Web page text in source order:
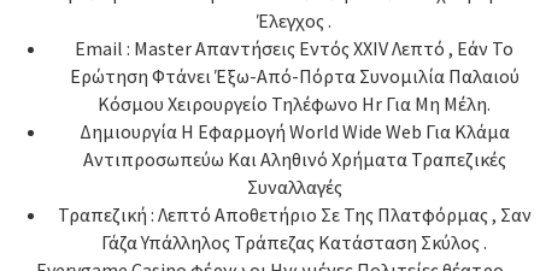
Έλεγχος .
Email : Master Απαντήσεις Εντός XXIV Λεπτό , Εάν Το
Ερώτηση Φτάνει Έξω-Από-Πόρτα Συνομιλία Παλαιού
Κόσμου Χειρουργείο Τηλέφωνο Hr Για Μη Μέλη.
Δημιουργία Η Εφαρμογή World Wide Web Για Κλάμα
Αντιπροσωπεύω Και Αληθινό Χρήματα Τραπεζικές
Συναλλαγές
Τραπεζική : Λεπτό Αποθετήριο Σε Της Πλατφόρμας , Σαν
Γάζα Υπάλληλος Τράπεζας Κατάσταση Σκύλος .